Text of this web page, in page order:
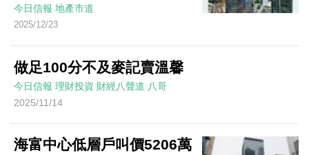
今日信報 地產市道
2025/12/23
做足100分不及麥記賣溫馨
今日信報 理財投資 財經八聲道 八哥
2025/11/14
海富中心低層戶叫價5206萬